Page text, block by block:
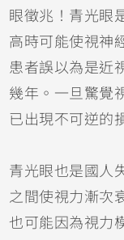
眼徵兆！青光眼
高時可能使視神
患者誤以為是近
幾年。一旦驚覺
已出現不可逆的
青光眼也是國人
之間使視力漸次
也可能因為視力